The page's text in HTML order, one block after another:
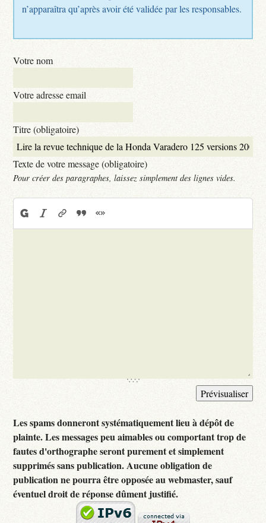
n’apparaîtra qu’après avoir été validée par les responsables.
Votre nom
Votre adresse email
Titre (obligatoire)
Texte de votre message (obligatoire)
Pour créer des paragraphes, laissez simplement des lignes vides.
Les spams donneront systématiquement lieu à dépôt de
plainte. Les messages peu aimables ou comportant trop de
fautes d'orthographe seront purement et simplement
supprimés sans publication. Aucune obligation de
publication ne pourra être opposée au webmaster, sauf
éventuel droit de réponse dûment justifié.